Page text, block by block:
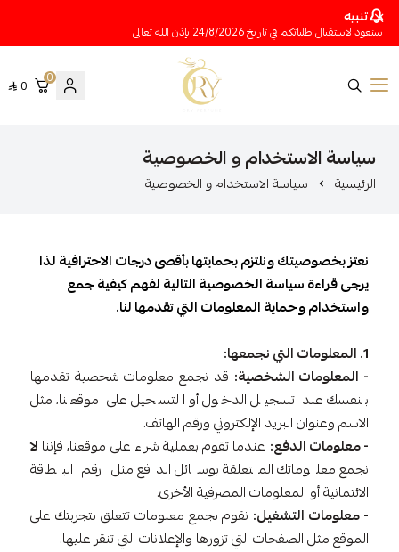
تنبيه
سنعود لاستقبال طلباتكم في تاريخ 24/8/2026 بإذن الله تعالى
متجر عينات عطور أوري
0
0
سياسة الاستخدام و الخصوصية
الرئيسية سياسة الاستخدام و الخصوصية
نعتز بخصوصيتك ونلتزم بحمايتها بأقصى درجات الاحترافية لذا
يرجى قراءة سياسة الخصوصية التالية لفهم كيفية جمع
واستخدام وحماية المعلومات التي تقدمها لنا.
1. المعلومات التي نجمعها:
- المعلومات الشخصية: قد نجمع معلومات شخصية تقدمها
بنفسك عند تسجيل الدخول أو التسجيل على موقعنا، مثل
الاسم وعنوان البريد الإلكتروني ورقم الهاتف.
- معلومات الدفع: عندما تقوم بعملية شراء على موقعنا، فإننا لا
نجمع معلوماتك المتعلقة بوسائل الدفع مثل رقم البطاقة
الائتمانية أو المعلومات المصرفية الأخرى.
- معلومات التشغيل: نقوم بجمع معلومات تتعلق بتجربتك على
الموقع مثل الصفحات التي تزورها والإعلانات التي تنقر عليها.